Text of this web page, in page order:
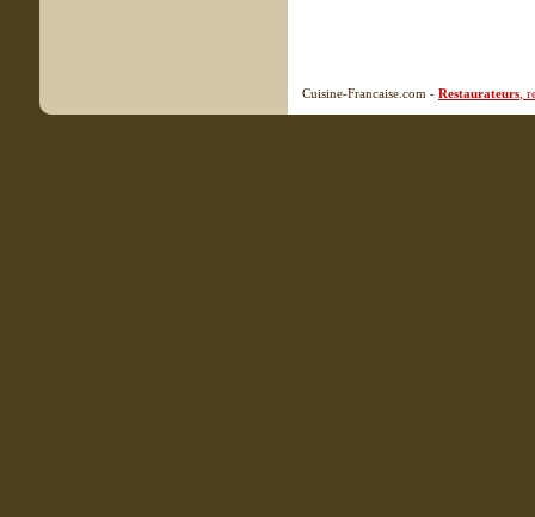
Cuisine-Francaise.com - Restaurateurs ,